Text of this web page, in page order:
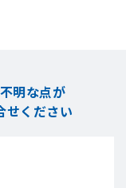
明な点が
せください